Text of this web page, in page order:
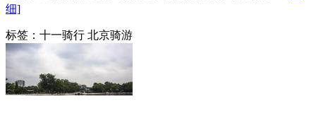
细]
标签： 十一骑行 北京骑游